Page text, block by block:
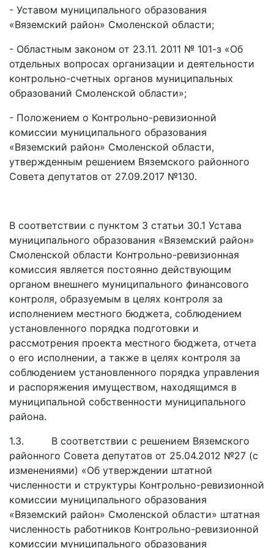
- Уставом муниципального образования
«Вяземский район» Смоленской области;
- Областным законом от 23.11. 2011 № 101-з «Об
отдельных вопросах организации и деятельности
контрольно-счетных органов муниципальных
образований Смоленской области»;
- Положением о Контрольно-ревизионной
комиссии муниципального образования
«Вяземский район» Смоленской области,
утвержденным решением Вяземского районного
Совета депутатов от 27.09.2017 №130.
В соответствии с пунктом 3 статьи 30.1 Устава
муниципального образования «Вяземский район»
Смоленской области Контрольно-ревизионная
комиссия является постоянно действующим
органом внешнего муниципального финансового
контроля, образуемым в целях контроля за
исполнением местного бюджета, соблюдением
установленного порядка подготовки и
рассмотрения проекта местного бюджета, отчета
о его исполнении, а также в целях контроля за
соблюдением установленного порядка управления
и распоряжения имуществом, находящимся в
муниципальной собственности муниципального
района.
1.3. В соответствии с решением Вяземского
районного Совета депутатов от 25.04.2012 №27 (с
изменениями) «Об утверждении штатной
численности и структуры Контрольно-ревизионной
комиссии муниципального образования
«Вяземский район» Смоленской области» штатная
численность работников Контрольно-ревизионной
комиссии муниципального образования